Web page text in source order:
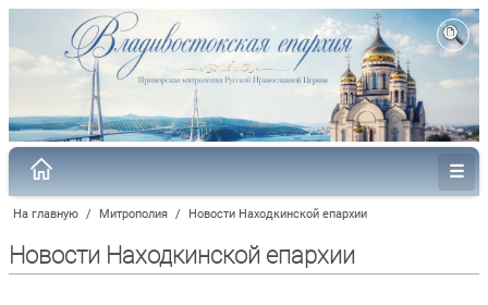
На главную / Митрополия / Новости Находкинской епархии
Новости Находкинской епархии